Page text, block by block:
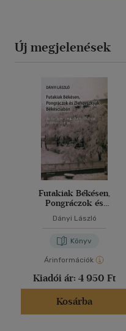
Új megjelenések
Futakiak Békésen,
Pongráczok és
Békéscsabán
Dányi László
Könyv
Árinformációk
Kiadói ár: 4 950 Ft
Kosárba